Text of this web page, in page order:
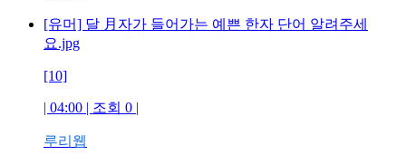
[유머] 달 月자가 들어가는 예쁜 한자 단어 알려주세
요.jpg
[10]
| 04:00 | 조회 0 |
루리웹